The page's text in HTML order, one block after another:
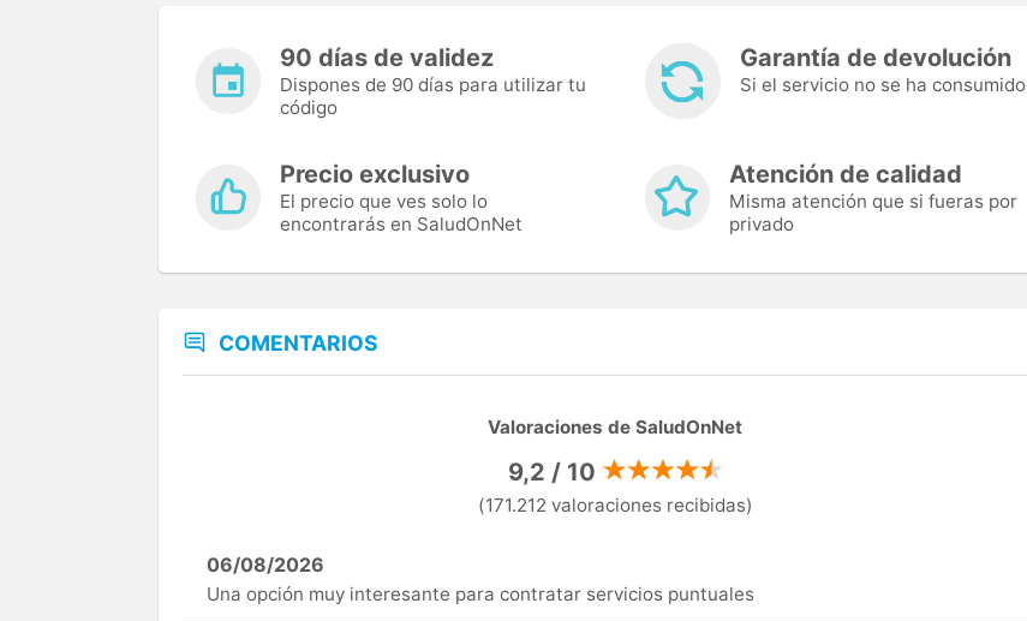
90 días de validez
Dispones de 90 días para utilizar tu
código
Garantía de devolución
Si el servicio no se ha consumido
Precio exclusivo
El precio que ves solo lo
encontrarás en SaludOnNet
Atención de calidad
Misma atención que si fueras por
privado
COMENTARIOS
Valoraciones de SaludOnNet
9,2 / 10
(171.212 valoraciones recibidas)
06/08/2026
Una opción muy interesante para contratar servicios puntuales